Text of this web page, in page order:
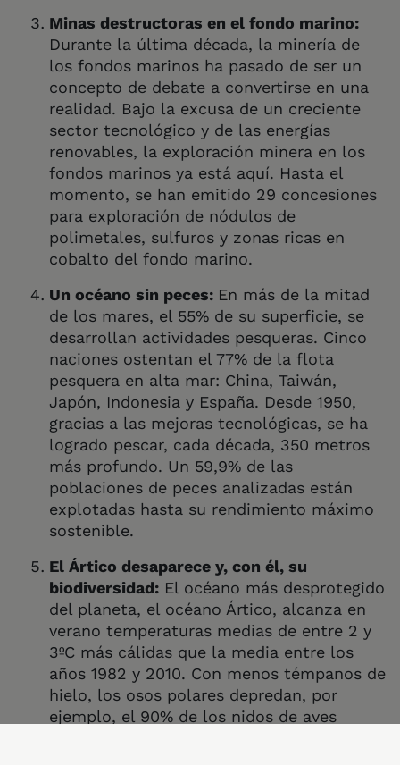
Minas destructoras en el fondo marino:
Durante la última década, la minería de
los fondos marinos ha pasado de ser un
concepto de debate a convertirse en una
realidad. Bajo la excusa de un creciente
sector tecnológico y de las energías
renovables, la exploración minera en los
fondos marinos ya está aquí. Hasta el
momento, se han emitido 29 concesiones
para exploración de nódulos de
polimetales, sulfuros y zonas ricas en
cobalto del fondo marino.
Un océano sin peces: En más de la mitad
de los mares, el 55% de su superficie, se
desarrollan actividades pesqueras. Cinco
naciones ostentan el 77% de la flota
pesquera en alta mar: China, Taiwán,
Japón, Indonesia y España. Desde 1950,
gracias a las mejoras tecnológicas, se ha
logrado pescar, cada década, 350 metros
más profundo. Un 59,9% de las
poblaciones de peces analizadas están
explotadas hasta su rendimiento máximo
sostenible.
El Ártico desaparece y, con él, su
biodiversidad: El océano más desprotegido
del planeta, el océano Ártico, alcanza en
verano temperaturas medias de entre 2 y
3ºC más cálidas que la media entre los
años 1982 y 2010. Con menos témpanos de
hielo, los osos polares depredan, por
ejemplo, el 90% de los nidos de aves